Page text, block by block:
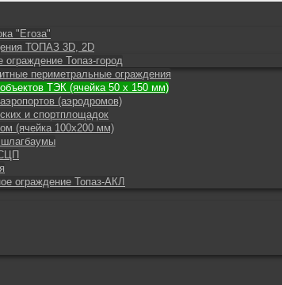
"Егоза"
ТОПАЗ 3D, 2D
ограждение Топаз-город
периметральные ограждения
ТЭК (ячейка 50 х 150 мм)
(аэродромов)
и спортплощадок
(ячейка 100х200 мм)
шлагбаумы
ограждение Топаз-АКЛ